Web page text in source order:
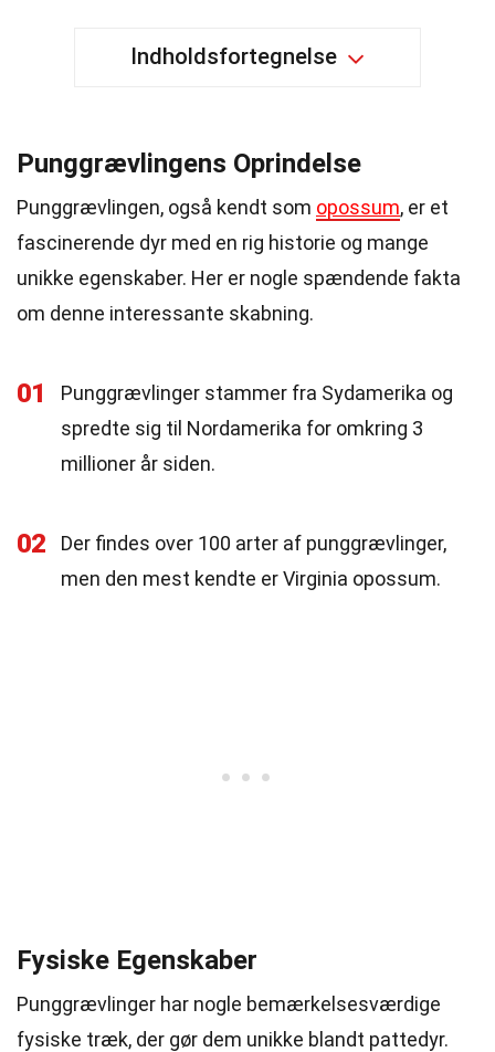
Indholdsfortegnelse
Punggrævlingens Oprindelse
Punggrævlingen, også kendt som opossum, er et
fascinerende dyr med en rig historie og mange
unikke egenskaber. Her er nogle spændende fakta
om denne interessante skabning.
01
Punggrævlinger stammer fra Sydamerika og
spredte sig til Nordamerika for omkring 3
millioner år siden.
02
Der findes over 100 arter af punggrævlinger,
men den mest kendte er Virginia opossum.
Fysiske Egenskaber
Punggrævlinger har nogle bemærkelsesværdige
fysiske træk, der gør dem unikke blandt pattedyr.